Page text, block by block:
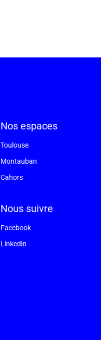
Nos espaces
Toulouse
Montauban
Cahors
Nous suivre
Facebook
Linkedin